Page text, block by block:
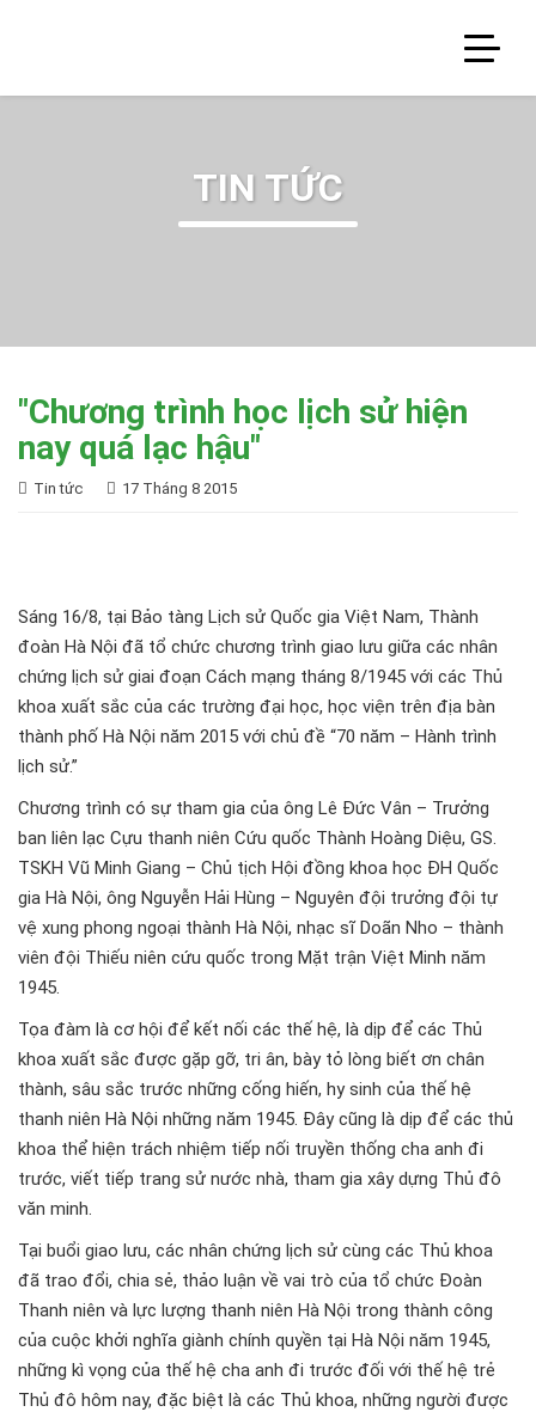
TIN TỨC
"Chương trình học lịch sử hiện
nay quá lạc hậu"
Tin tức 17 Tháng 8 2015
Sáng 16/8, tại Bảo tàng Lịch sử Quốc gia Việt Nam, Thành
đoàn Hà Nội đã tổ chức chương trình giao lưu giữa các nhân
chứng lịch sử giai đoạn Cách mạng tháng 8/1945 với các Thủ
khoa xuất sắc của các trường đại học, học viện trên địa bàn
thành phố Hà Nội năm 2015 với chủ đề “70 năm – Hành trình
lịch sử.”
Chương trình có sự tham gia của ông Lê Đức Vân – Trưởng
ban liên lạc Cựu thanh niên Cứu quốc Thành Hoàng Diệu, GS.
TSKH Vũ Minh Giang – Chủ tịch Hội đồng khoa học ĐH Quốc
gia Hà Nội, ông Nguyễn Hải Hùng – Nguyên đội trưởng đội tự
vệ xung phong ngoại thành Hà Nội, nhạc sĩ Doãn Nho – thành
viên đội Thiếu niên cứu quốc trong Mặt trận Việt Minh năm
1945.
Tọa đàm là cơ hội để kết nối các thế hệ, là dịp để các Thủ
khoa xuất sắc được gặp gỡ, tri ân, bày tỏ lòng biết ơn chân
thành, sâu sắc trước những cống hiến, hy sinh của thế hệ
thanh niên Hà Nội những năm 1945. Đây cũng là dịp để các thủ
khoa thể hiện trách nhiệm tiếp nối truyền thống cha anh đi
trước, viết tiếp trang sử nước nhà, tham gia xây dựng Thủ đô
văn minh.
Tại buổi giao lưu, các nhân chứng lịch sử cùng các Thủ khoa
đã trao đổi, chia sẻ, thảo luận về vai trò của tổ chức Đoàn
Thanh niên và lực lượng thanh niên Hà Nội trong thành công
của cuộc khởi nghĩa giành chính quyền tại Hà Nội năm 1945,
những kì vọng của thế hệ cha anh đi trước đối với thế hệ trẻ
Thủ đô hôm nay, đặc biệt là các Thủ khoa, những người được